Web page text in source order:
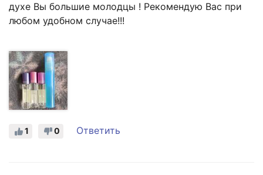
духе Вы большие молодцы ! Рекомендую Вас при
любом удобном случае!!!
0
1 Ответить